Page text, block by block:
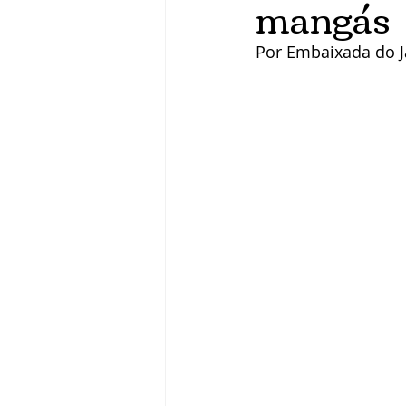
mangás
Por Embaixada do